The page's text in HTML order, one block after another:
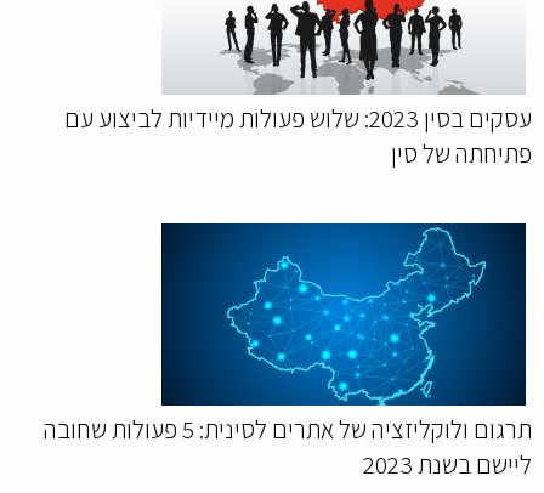
עסקים בסין 2023: שלוש פעולות מיידיות לביצוע עם
פתיחתה של סין
תרגום ולוקליזציה של אתרים לסינית: 5 פעולות שחובה
ליישם בשנת 2023